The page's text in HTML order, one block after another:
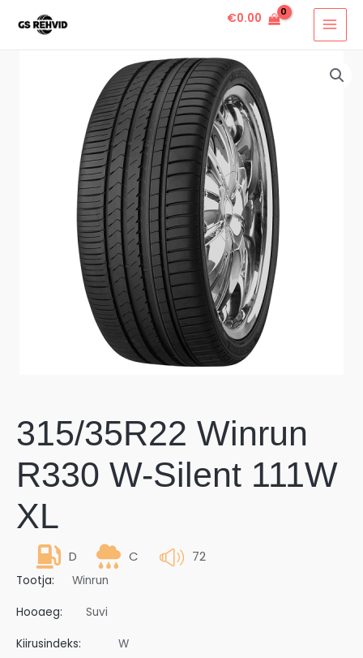
€0.00
315/35R22 Winrun
R330 W-Silent 111W
XL
D C 72
Tootja: Winrun
Hooaeg: Suvi
Kiirusindeks: W